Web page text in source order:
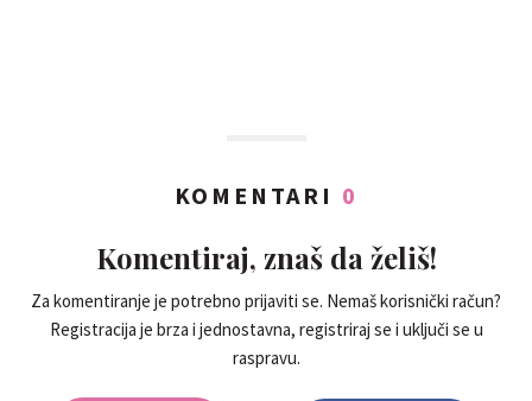
KOMENTARI 0
Komentiraj, znaš da želiš!
Za komentiranje je potrebno prijaviti se. Nemaš korisnički račun?
Registracija je brza i jednostavna, registriraj se i uključi se u
raspravu.